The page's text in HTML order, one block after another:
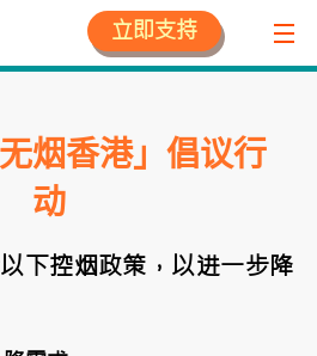
立即支持
无烟香港」倡议行
动
下控烟政策，以进一步降